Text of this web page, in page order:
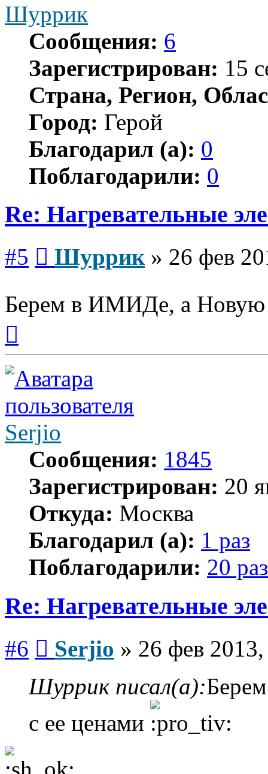
Шуррик
Сообщения: 6
Зарегистрирован: 15
Страна, Регион,
Город: Герой
Благодарил (а): 0
Поблагодарили: 0
Re: Нагревательные
#5 Шуррик» 26 фев
Берем в ИМИДе, а Новую
началу
Serjio
Сообщения: 1845
Зарегистрирован: 20
Откуда: Москва
Благодарил (а): 1 раз
Поблагодарили: 20 раз
Re: Нагревательные
#6 Serjio » 26 фев
Шуррик писал(а):
с ее ценами